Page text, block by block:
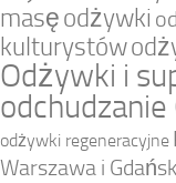
masęodżywki
kulturystów
Odżywki i
odchudzanie
odżywki regeneracyjne
Warszawa i Gdańsk